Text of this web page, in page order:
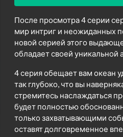
После просмотра 4 серии
мир интриг и неожиданных
новой серией этого
обладает своей
4 серия обещает вам океан
так глубоко, что вы
стремитесь наслаждаться
будет полностью
только захватывающими
оставят долговременное